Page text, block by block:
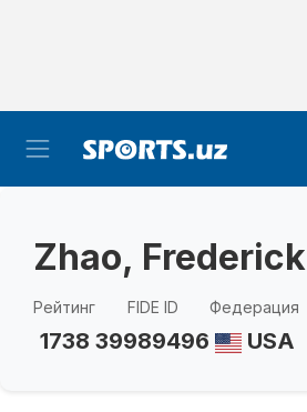
Zhao, Frederick
Рейтинг
1738
FIDE ID
39989496
Федерация
USA